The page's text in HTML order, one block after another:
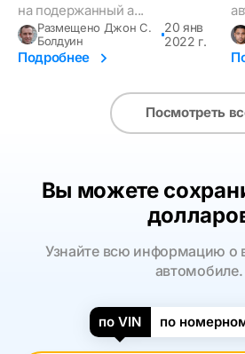
на подержанный а...
Размещено Джон С.
Болдуин
20 янв
2022 г.
Подробнее
Посмотреть
Вы можете
Узнайте всю информацию о
автомобиле.
по VIN по